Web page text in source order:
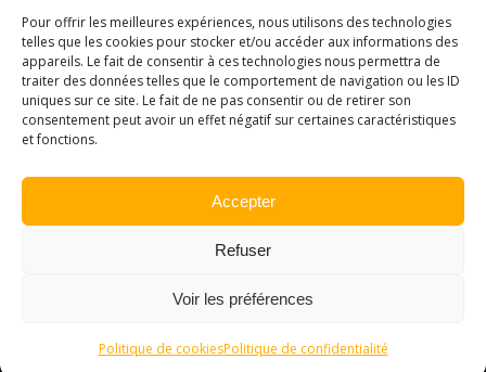
Pour offrir les meilleures expériences, nous utilisons des technologies
telles que les cookies pour stocker et/ou accéder aux informations des
appareils. Le fait de consentir à ces technologies nous permettra de
traiter des données telles que le comportement de navigation ou les ID
uniques sur ce site. Le fait de ne pas consentir ou de retirer son
consentement peut avoir un effet négatif sur certaines caractéristiques
et fonctions.
Accepter
Refuser
Voir les préférences
Politique de cookiesPolitique de confidentialité
Mes Offres
Audit
Maintenance
Développement WordPress
ME CONTACTER
Meaux, France
07 50 24 91 34
Copyright © 2025 TONY NGUYEN DEV. Tous droits réservés.
Mentions légales